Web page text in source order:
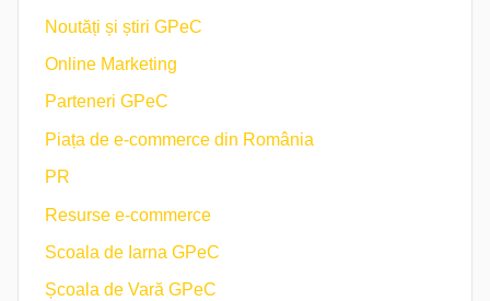
Noutăți și știri GPeC
Online Marketing
Parteneri GPeC
Piața de e-commerce din România
PR
Resurse e-commerce
Scoala de Iarna GPeC
Școala de Vară GPeC